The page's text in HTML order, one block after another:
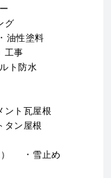
グ
油性塗料
工事
ト防水
ント瓦屋根
タン屋根
雪止め